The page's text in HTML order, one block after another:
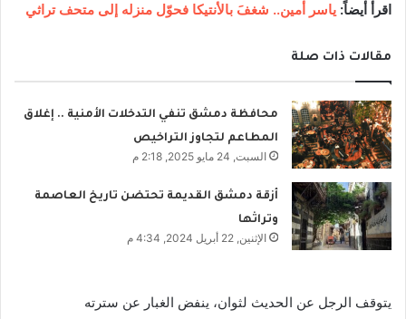
اقرأ أيضاً: ياسر أمين.. شغفَ بالأنتيكا فحوّل منزله إلى متحف تراثي
مقالات ذات صلة
محافظة دمشق تنفي التدخلات الأمنية .. إغلاق
المطاعم لتجاوز التراخيص
السبت, 24 مايو 2025, 2:18 م
أزقة دمشق القديمة تحتضن تاريخ العاصمة
وتراثها
الإثنين, 22 أبريل 2024, 4:34 م
يتوقف الرجل عن الحديث لثوان، ينفض الغبار عن سترته